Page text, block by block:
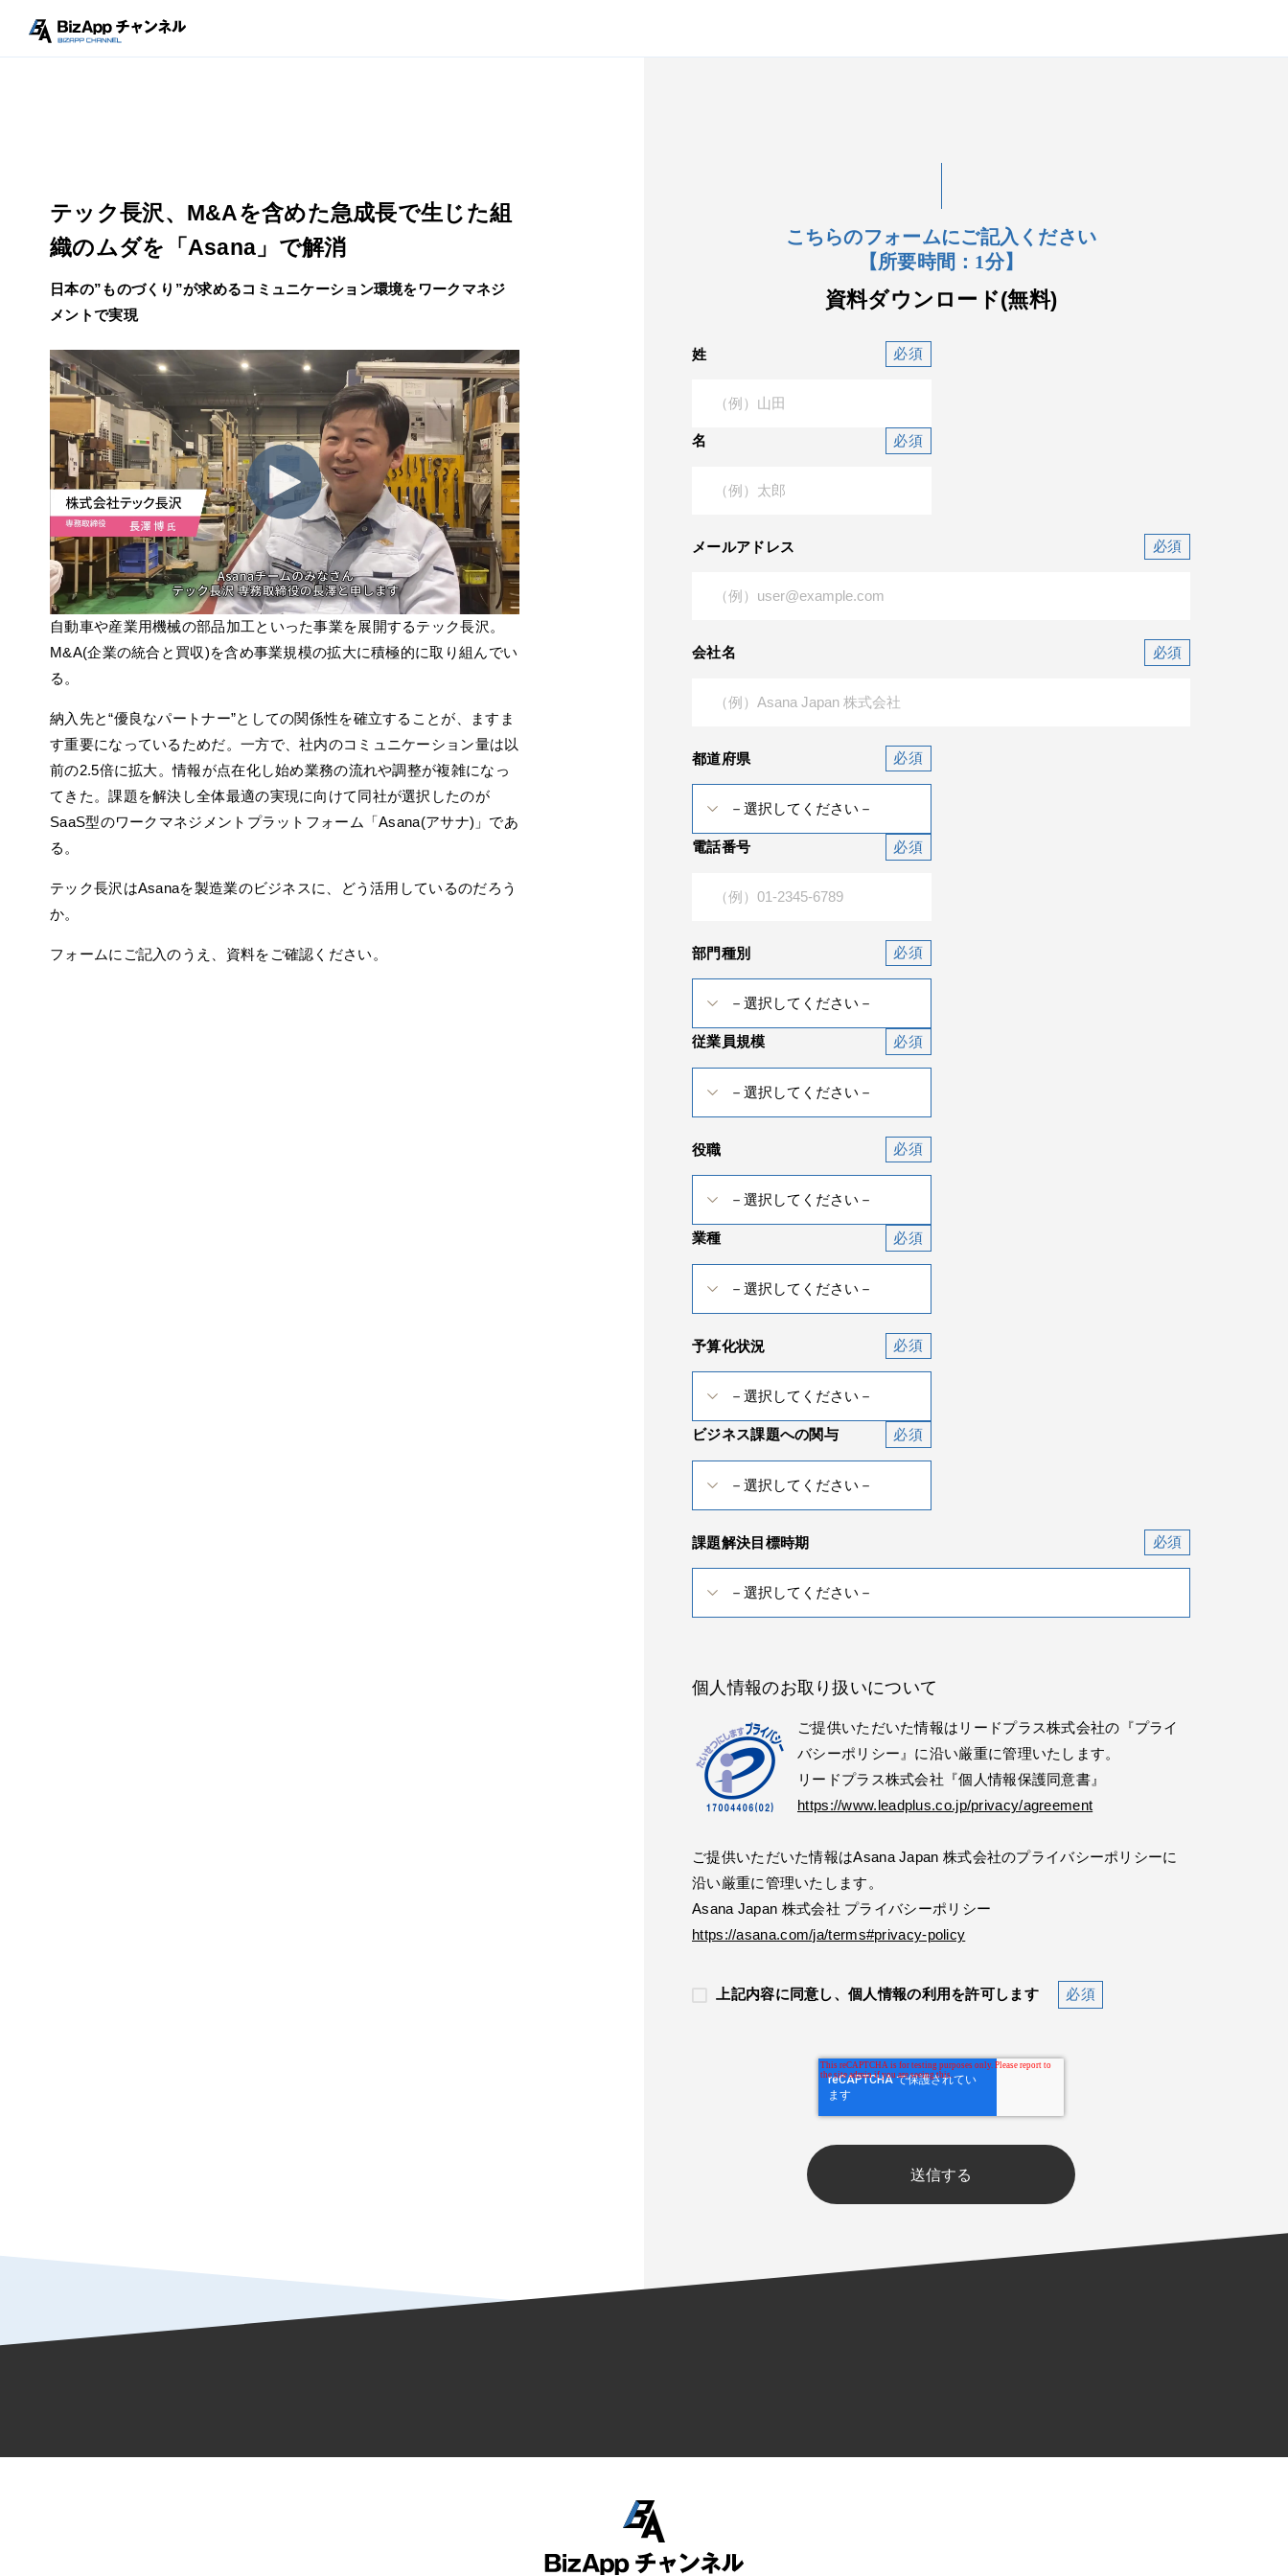
テック長沢、M&Aを含めた急成長で生じた組
織のムダを「Asana」で解消
日本の”ものづくり”が求めるコミュニケーション環境をワークマネジ
メントで実現
自動車や産業用機械の部品加工といった事業を展開するテック長沢。
M&A(企業の統合と買収)を含め事業規模の拡大に積極的に取り組んでい
る。
納入先と“優良なパートナー”としての関係性を確立することが、ますま
す重要になっているためだ。一方で、社内のコミュニケーション量は以
前の2.5倍に拡大。情報が点在化し始め業務の流れや調整が複雑になっ
てきた。課題を解決し全体最適の実現に向けて同社が選択したのが
SaaS型のワークマネジメントプラットフォーム「Asana(アサナ)」であ
る。
テック長沢はAsanaを製造業のビジネスに、どう活用しているのだろう
か。
フォームにご記入のうえ、資料をご確認ください。
こちらのフォームにご記入ください
【所要時間：1分】
資料ダウンロード(無料)
姓
名
メールアドレス
会社名
都道府県
電話番号
部門種別
従業員規模
役職
業種
予算化状況
ビジネス課題への関与
課題解決目標時期
個人情報のお取り扱いについて
ご提供いただいた情報はリードプラス株式会社の『プライ
バシーポリシー』に沿い厳重に管理いたします。
リードプラス株式会社『個人情報保護同意書』
https://www.leadplus.co.jp/privacy/agreement
ご提供いただいた情報はAsana Japan 株式会社のプライバシーポリシーに
沿い厳重に管理いたします。
Asana Japan 株式会社 プライバシーポリシー
https://asana.com/ja/terms#privacy-policy
上記内容に同意し、個人情報の利用を許可します